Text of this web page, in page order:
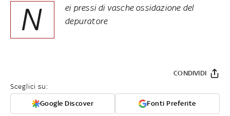
N
ei pressi di vasche ossidazione del
depuratore
Sceglici su:
Google Discover Fonti Preferite
CONDIVIDI